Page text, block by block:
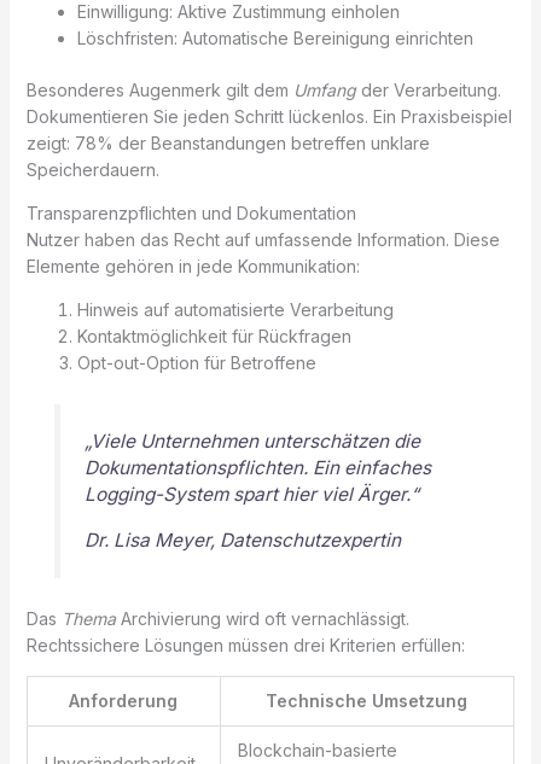
Einwilligung: Aktive Zustimmung einholen
Löschfristen: Automatische Bereinigung einrichten
Besonderes Augenmerk gilt dem Umfangder Verarbeitung.
Dokumentieren Sie jeden Schritt lückenlos. Ein Praxisbeispiel
zeigt: 78% der Beanstandungen betreffen unklare
Speicherdauern.
Transparenzpflichten und Dokumentation
Nutzer haben das Recht auf umfassende Information. Diese
Elemente gehören in jede Kommunikation:
Hinweis auf automatisierte Verarbeitung
Kontaktmöglichkeit für Rückfragen
Opt-out-Option für Betroffene
„Viele Unternehmen unterschätzen die
Dokumentationspflichten. Ein einfaches
Logging-System spart hier viel Ärger.“
Dr. Lisa Meyer, Datenschutzexpertin
Das ThemaArchivierung wird oft vernachlässigt.
Rechtssichere Lösungen müssen drei Kriterien erfüllen:
Anforderung Technische Umsetzung
Blockchain-basierte